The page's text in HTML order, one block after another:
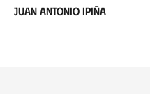
Juan Antonio Ipiña